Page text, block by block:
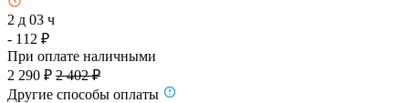
2 д 03 ч
- 112 ₽
При оплате наличными
2 290 ₽ 2 402 ₽
Другие способы оплаты